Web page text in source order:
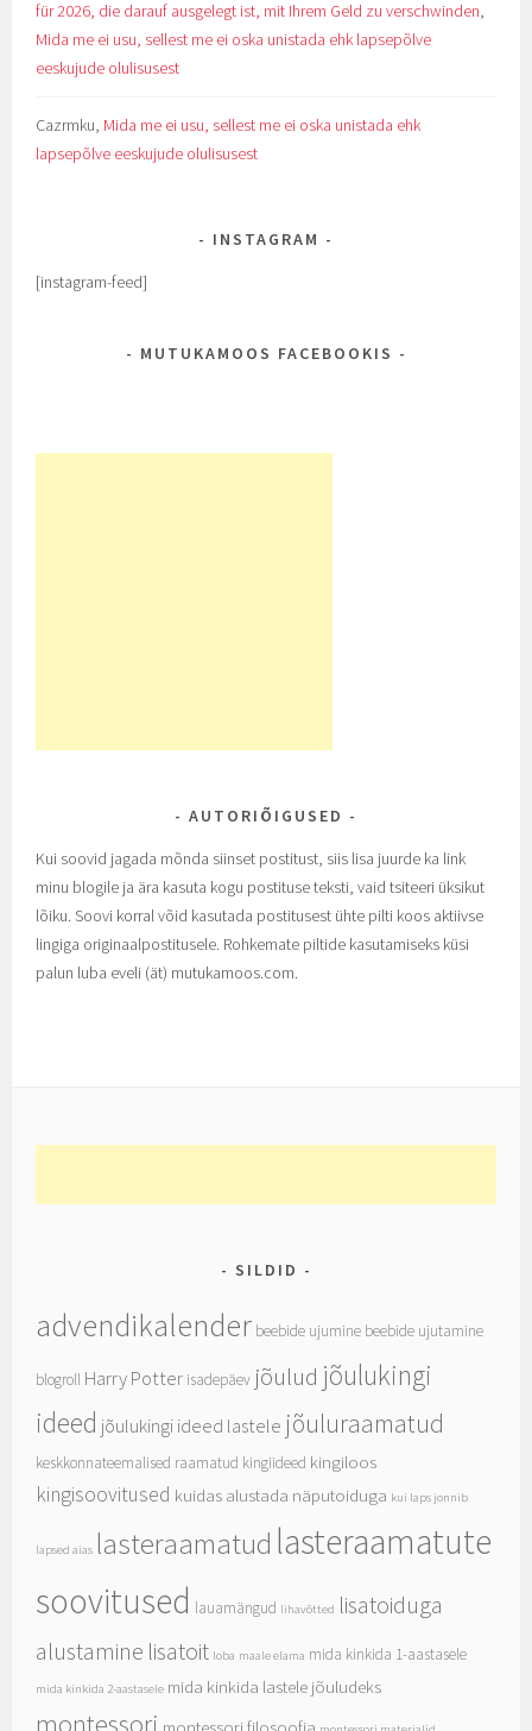
für 2026, die darauf ausgelegt ist, mit Ihrem Geld zu verschwinden,
Mida me ei usu, sellest me ei oska unistada ehk lapsepõlve
eeskujude olulisusest
Cazrmku, Mida me ei usu, sellest me ei oska unistada ehk
lapsepõlve eeskujude olulisusest
INSTAGRAM
[instagram-feed]
MUTUKAMOOS FACEBOOKIS
AUTORIÕIGUSED
Kui soovid jagada mõnda siinset postitust, siis lisa juurde ka link
minu blogile ja ära kasuta kogu postituse teksti, vaid tsiteeri üksikut
lõiku. Soovi korral võid kasutada postitusest ühte pilti koos aktiivse
lingiga originaalpostitusele. Rohkemate piltide kasutamiseks küsi
palun luba eveli (ät) mutukamoos.com.
SILDID
advendikalender beebide ujumine beebide ujutamine
blogroll Harry Potter isadepäev jõulud jõulukingi
ideed jõulukingi ideed lastele jõuluraamatud
keskkonnateemalised raamatud kingiideed kingiloos
kingisoovitused kuidas alustada näputoiduga kui laps jonnib
lapsed aias lasteraamatud lasteraamatute
soovitused lauamängud lihavõtted lisatoiduga
alustamine lisatoit loba maale elama mida kinkida 1-aastasele
mida kinkida 2-aastasele mida kinkida lastele jõuludeks
montessori